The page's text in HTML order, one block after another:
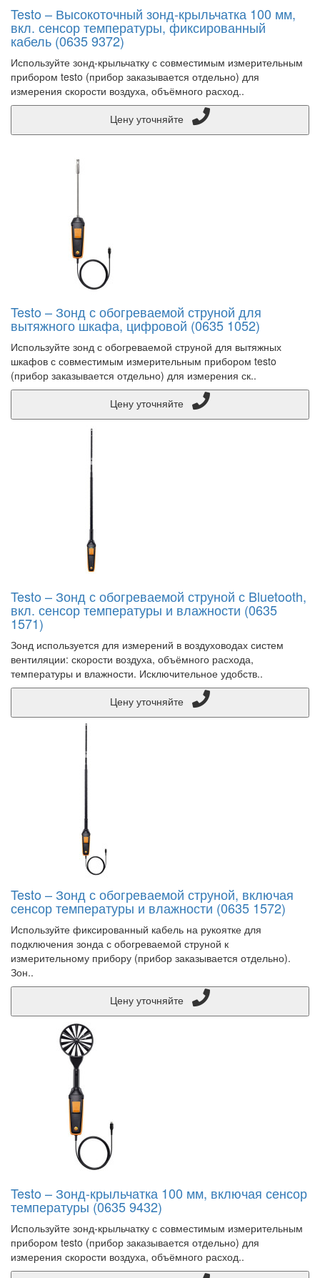
Testo – Высокоточный зонд-крыльчатка 100 мм,
вкл. сенсор температуры, фиксированный
кабель (0635 9372)
Используйте зонд-крыльчатку с совместимым измерительным
прибором testo (прибор заказывается отдельно) для
измерения скорости воздуха, объёмного расход..
Testo – Зонд с обогреваемой струной для
вытяжного шкафа, цифровой (0635 1052)
Используйте зонд с обогреваемой струной для вытяжных
шкафов с совместимым измерительным прибором testo
(прибор заказывается отдельно) для измерения ск..
Testo – Зонд с обогреваемой струной с Bluetooth,
вкл. сенсор температуры и влажности (0635
1571)
Зонд используется для измерений в воздуховодах систем
вентиляции: скорости воздуха, объёмного расхода,
температуры и влажности. Исключительное удобств..
Testo – Зонд с обогреваемой струной, включая
сенсор температуры и влажности (0635 1572)
Используйте фиксированный кабель на рукоятке для
подключения зонда с обогреваемой струной к
измерительному прибору (прибор заказывается отдельно).
Зон..
Testo – Зонд-крыльчатка 100 мм, включая сенсор
температуры (0635 9432)
Используйте зонд-крыльчатку с совместимым измерительным
прибором testo (прибор заказывается отдельно) для
измерения скорости воздуха, объёмного расход..